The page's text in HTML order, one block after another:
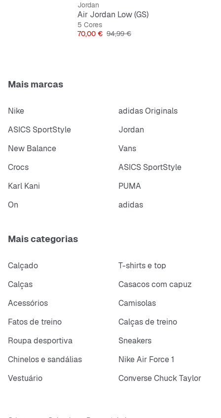
Jordan
Air Jordan Low (GS)
5 Cores
Preço
70,00 € Preço original
94,99 €
Mais marcas
Nike
adidas Originals
ASICS SportStyle
Jordan
New Balance
Vans
Crocs
ASICS SportStyle
Karl Kani
PUMA
On
adidas
Mais categorias
Calçado
T-shirts e top
Calças
Casacos com capuz
Acessórios
Camisolas
Fatos de treino
Calças de treino
Roupa desportiva
Sneakers
Chinelos e sandálias
Nike Air Force 1
Vestuário
Converse Chuck Taylor